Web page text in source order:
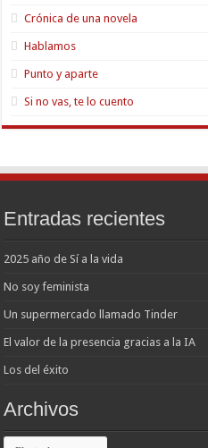
Crónica de una novela
Hablamos
Punto y aparte
Si no vas, te lo cuento
Entradas recientes
2025 año de Sí a la vida
No soy feminista
Un supermercado llamado Tinder
El valor de la presencia gracias a la IA
Los del éxito
Archivos
Archivos